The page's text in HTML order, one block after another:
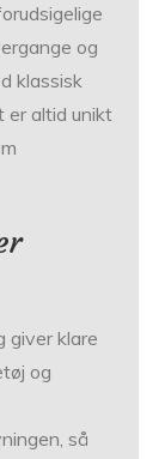
og
klassisk
er altid unikt
giver klare
og
så